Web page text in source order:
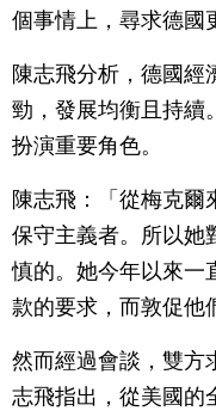
個事情上，尋求德國
陳志飛分析，德國經
勁，發展均衡且持續
扮演重要角色。
陳志飛：「從梅克爾
保守主義者。所以她
慎的。她今年以來一
款的要求，而敦促他
然而經過會談，雙方
志飛指出，從美國的